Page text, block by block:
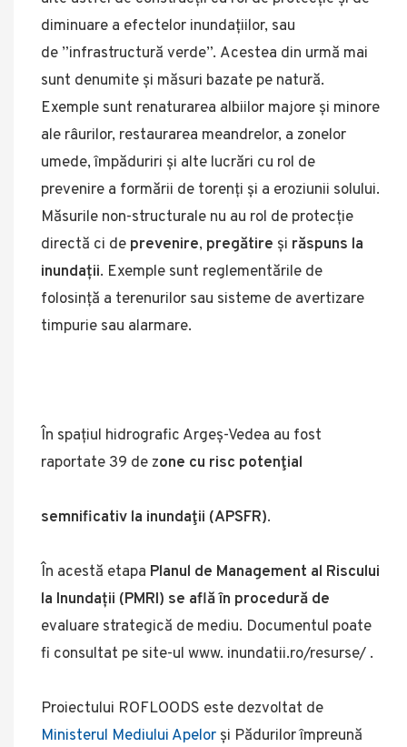
diminuare a efectelor inundațiilor, sau
de ”infrastructură verde”. Acestea din urmă mai
sunt denumite și măsuri bazate pe natură.
Exemple sunt renaturarea albiilor majore și minore
ale râurilor, restaurarea meandrelor, a zonelor
umede, împăduriri și alte lucrări cu rol de
prevenire a formării de torenți și a eroziunii solului.
Măsurile non-structurale nu au rol de protecție
directă ci de prevenire, pregătire și răspuns la
inundații. Exemple sunt reglementările de
folosință a terenurilor sau sisteme de avertizare
timpurie sau alarmare.
În spațiul hidrografic Argeș-Vedea au fost
raportate 39 de zone cu risc potenţial
semnificativ la inundaţii (APSFR).
În acestă etapa Planul de Management al Riscului
la Inundații (PMRI) se află în procedură de
evaluare strategică de mediu. Documentul poate
fi consultat pe site-ul www. inundatii.ro/resurse/ .
Proiectului ROFLOODS este dezvoltat de
Ministerul Mediului Apelor și Pădurilor împreună